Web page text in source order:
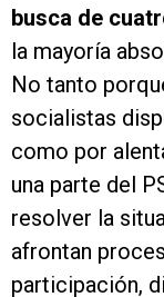
busca de
la mayoría
No tanto
socialistas
como por
una parte del
resolver la
afrontan
participación,